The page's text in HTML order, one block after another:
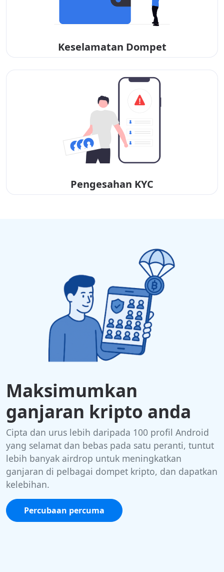
Keselamatan Dompet
Pengesahan KYC
Maksimumkan
ganjaran kripto anda
Cipta dan urus lebih daripada 100 profil Android
yang selamat dan bebas pada satu peranti, tuntut
lebih banyak airdrop untuk meningkatkan
ganjaran di pelbagai dompet kripto, dan dapatkan
kelebihan.
Percubaan percuma